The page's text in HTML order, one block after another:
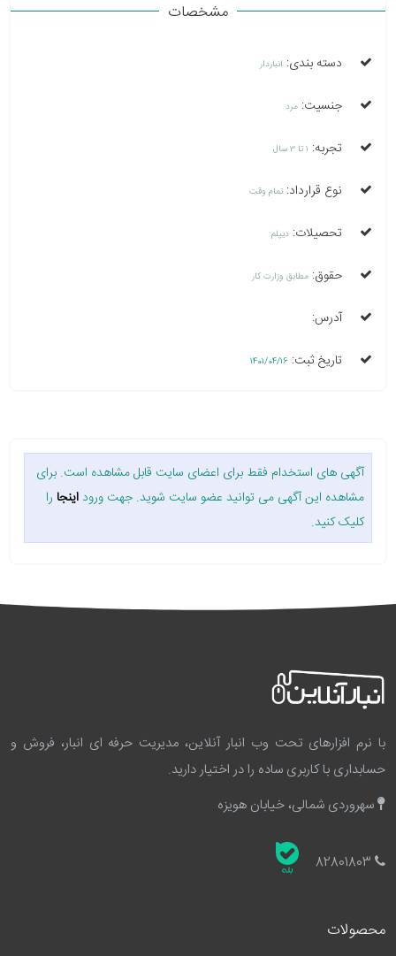
مشخصات
دسته بندی: انباردار
جنسیت: مرد
تجربه: 1 تا 3 سال
نوع قرارداد: تمام وقت
تحصیلات: دیپلم
حقوق: مطابق وزارت کار
آدرس:
تاریخ ثبت: 1401/04/16
آگهی های استخدام فقط برای اعضای سایت قابل مشاهده است. برای
مشاهده این آگهی می توانید عضو سایت شوید. جهت ورود اینجا را
کلیک کنید.
با نرم افزارهای تحت وب انبار آنلاین، مدیریت حرفه ای انبار، فروش و
حسابداری با کاربری ساده را در اختیار دارید.
سهروردی شمالی، خیابان هویزه
محصولات